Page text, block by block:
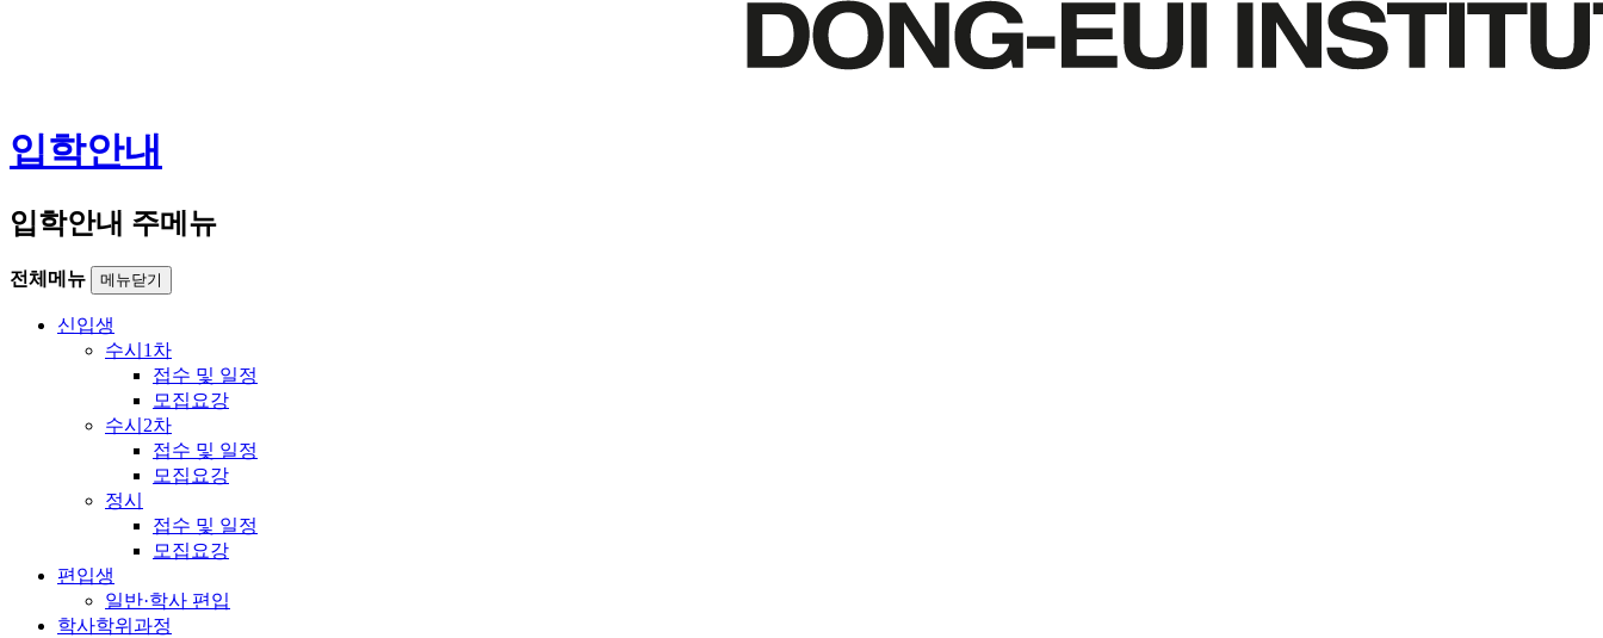
입학안내
입학안내 주메뉴
전체메뉴 메뉴닫기
신입생
수시1차
접수 및 일정
모집요강
수시2차
접수 및 일정
모집요강
정시
접수 및 일정
모집요강
편입생
일반·학사 편입
학사학위과정